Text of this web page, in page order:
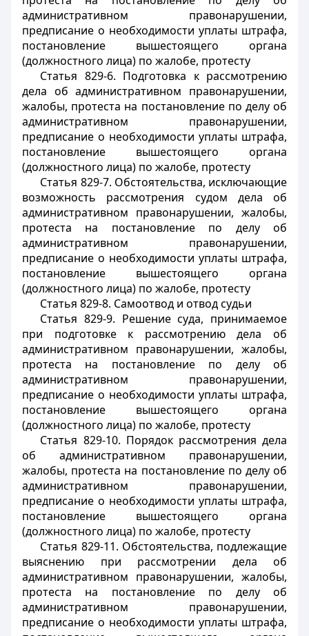
административном правонарушении,
предписание о необходимости уплаты штрафа,
постановление вышестоящего органа
(должностного лица) по жалобе, протесту
Статья 829-6. Подготовка к рассмотрению
дела об административном правонарушении,
жалобы, протеста на постановление по делу об
административном правонарушении,
предписание о необходимости уплаты штрафа,
постановление вышестоящего органа
(должностного лица) по жалобе, протесту
Статья 829-7. Обстоятельства, исключающие
возможность рассмотрения судом дела об
административном правонарушении, жалобы,
протеста на постановление по делу об
административном правонарушении,
предписание о необходимости уплаты штрафа,
постановление вышестоящего органа
(должностного лица) по жалобе, протесту
Статья 829-8. Самоотвод и отвод судьи
Статья 829-9. Решение суда, принимаемое
при подготовке к рассмотрению дела об
административном правонарушении, жалобы,
протеста на постановление по делу об
административном правонарушении,
предписание о необходимости уплаты штрафа,
постановление вышестоящего органа
(должностного лица) по жалобе, протесту
Статья 829-10. Порядок рассмотрения дела
об административном правонарушении,
жалобы, протеста на постановление по делу об
административном правонарушении,
предписание о необходимости уплаты штрафа,
постановление вышестоящего органа
(должностного лица) по жалобе, протесту
Статья 829-11. Обстоятельства, подлежащие
выяснению при рассмотрении дела об
административном правонарушении, жалобы,
протеста на постановление по делу об
административном правонарушении,
предписание о необходимости уплаты штрафа,